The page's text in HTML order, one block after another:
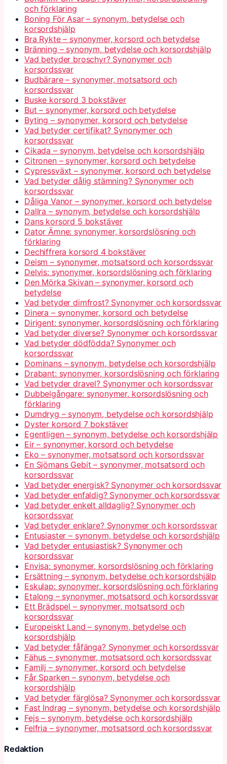
och förklaring
Boning För Asar – synonym, betydelse och
korsordshjälp
Bra Rykte – synonymer, korsord och betydelse
Bränning – synonym, betydelse och korsordshjälp
Vad betyder broschyr? Synonymer och
korsordssvar
Budbärare – synonymer, motsatsord och
korsordssvar
Buske korsord 3 bokstäver
But – synonymer, korsord och betydelse
Byting – synonymer, korsord och betydelse
Vad betyder certifikat? Synonymer och
korsordssvar
Cikada – synonym, betydelse och korsordshjälp
Citronen – synonymer, korsord och betydelse
Cypressväxt – synonymer, korsord och betydelse
Vad betyder dålig stämning? Synonymer och
korsordssvar
Dåliga Vanor – synonymer, korsord och betydelse
Dallra – synonym, betydelse och korsordshjälp
Dans korsord 5 bokstäver
Dator Ämne: synonymer, korsordslösning och
förklaring
Dechiffrera korsord 4 bokstäver
Deism – synonymer, motsatsord och korsordssvar
Delvis: synonymer, korsordslösning och förklaring
Den Mörka Skivan – synonymer, korsord och
betydelse
Vad betyder dimfrost? Synonymer och korsordssvar
Dinera – synonymer, korsord och betydelse
Dirigent: synonymer, korsordslösning och förklaring
Vad betyder diverse? Synonymer och korsordssvar
Vad betyder dödfödda? Synonymer och
korsordssvar
Dominans – synonym, betydelse och korsordshjälp
Drabant: synonymer, korsordslösning och förklaring
Vad betyder dravel? Synonymer och korsordssvar
Dubbelgångare: synonymer, korsordslösning och
förklaring
Dumdryg – synonym, betydelse och korsordshjälp
Dyster korsord 7 bokstäver
Egentligen – synonym, betydelse och korsordshjälp
Eir – synonymer, korsord och betydelse
Eko – synonymer, motsatsord och korsordssvar
En Sjömans Gebit – synonymer, motsatsord och
korsordssvar
Vad betyder energisk? Synonymer och korsordssvar
Vad betyder enfaldig? Synonymer och korsordssvar
Vad betyder enkelt alldaglig? Synonymer och
korsordssvar
Vad betyder enklare? Synonymer och korsordssvar
Entusiaster – synonym, betydelse och korsordshjälp
Vad betyder entusiastisk? Synonymer och
korsordssvar
Envisa: synonymer, korsordslösning och förklaring
Ersättning – synonym, betydelse och korsordshjälp
Eskulap: synonymer, korsordslösning och förklaring
Etalong – synonymer, motsatsord och korsordssvar
Ett Brädspel – synonymer, motsatsord och
korsordssvar
Europeiskt Land – synonym, betydelse och
korsordshjälp
Vad betyder fåfänga? Synonymer och korsordssvar
Fähus – synonymer, motsatsord och korsordssvar
Familj – synonymer, korsord och betydelse
Får Sparken – synonym, betydelse och
korsordshjälp
Vad betyder färglösa? Synonymer och korsordssvar
Fast Indrag – synonym, betydelse och korsordshjälp
Fejs – synonym, betydelse och korsordshjälp
Felfria – synonymer, motsatsord och korsordssvar
Redaktion